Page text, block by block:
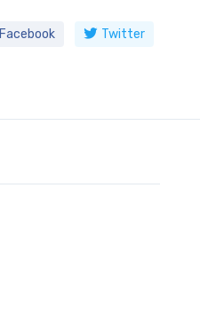
Facebook Twitter